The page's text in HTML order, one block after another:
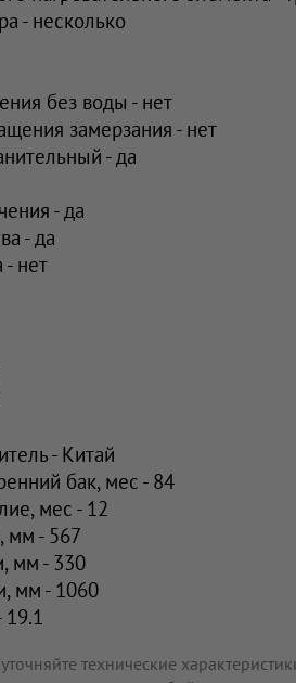
- несколько
без воды - нет
замерзания - нет
- да
- да
- да
- нет
- Китай
бак, мес - 84
мес - 12
мм - 567
мм - 330
мм - 1060
19.1
технические